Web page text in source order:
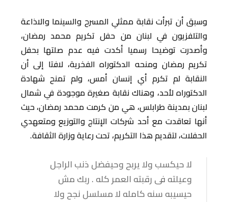
وسبق أن تبرأت نقابة ممثلي المسرح والسينما والاذاعة
والتلفزيون في لبنان من حفل تكريم محمد رمضان،
وأصدرت توضيحا رسميا أكدت فيه عدم صلتها بحفل
تكريم رمضان ومنحه الدكتوراه الفخرية، لافتا إلى أن
النقابة لم تكرم أي إنسان أمس، ولم تمنح شهادة
الدكتوراه لأحد، وهناك نقابة صغيرة موجودة في شمال
لبنان بمدينة طرابلس، هي من كرمت محمد رمضان، حيث
أنها تعاقدت مع أحد شركات الإنتاج والتوزيع ومتعهدي
الحفلات، لتقديم هذا التكريم، تحت رعاية وزارة الثقافة.
لا حيكسب ولا يربح وحيفضل ذنب الراجل
وعيلته فى رقبته العمر كله . ربك مش
حيسيبه سنه كامله لا مسلسل نجح ولا